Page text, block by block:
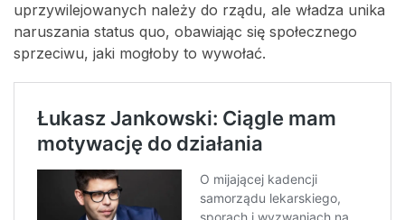
uprzywilejowanych należy do rządu, ale władza unika
naruszania status quo, obawiając się społecznego
sprzeciwu, jaki mogłoby to wywołać.